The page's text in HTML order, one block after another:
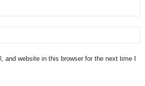
and website in this browser for the next time I